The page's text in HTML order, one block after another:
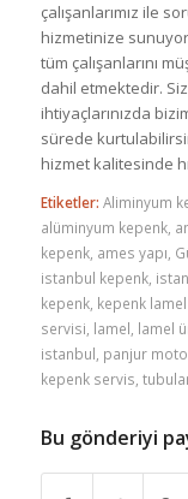
çalışanlarımız ile
hizmetinize
tüm çalışanlarını
dahil etmektedir.
ihtiyaçlarınızda
sürede
hizmet kalitesinde
Etiketler: Aliminyum
alüminyum kepenk,
kepenk, ames yapı
istanbul kepenk,
kepenk, kepenk
servisi lamel lamel
istanbul panjur
kepenk servis
Bu gönderiyi